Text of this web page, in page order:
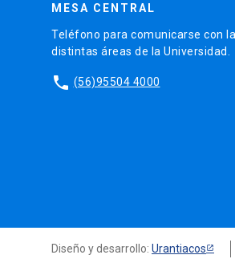
MESA CENTRAL
Teléfono para comunicarse con
distintas áreas de la Universidad.
phone (56)95504 4000
Diseño y desarrollo: Urantiacos